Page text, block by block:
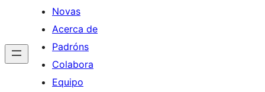
Novas
Acerca de
Padróns
Colabora
Equipo